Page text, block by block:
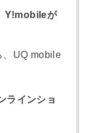
Y!mobileが
、UQ mobile
ラインショ